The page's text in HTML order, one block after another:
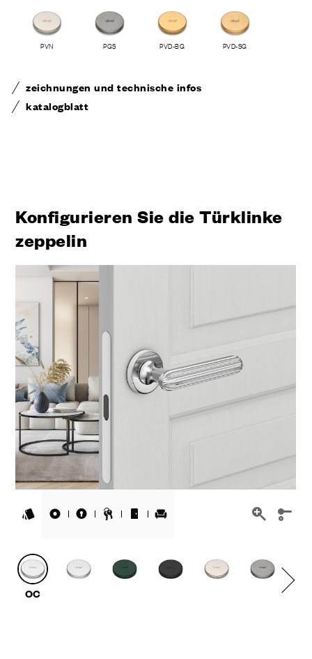
PVN PGS PVD-BG PVD-SG
zeichnungen und technische infos
katalogblatt
Konfigurieren Sie die Türklinke
zeppelin